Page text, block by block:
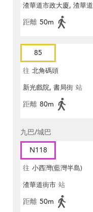
渣華道市政大廈, 渣華道
距離 50m
85
往 北角碼頭
新光戲院, 書局街 站
距離 80m
九巴/城巴
N118
往 小西灣(藍灣半島)
渣華道街市 站
距離 50m